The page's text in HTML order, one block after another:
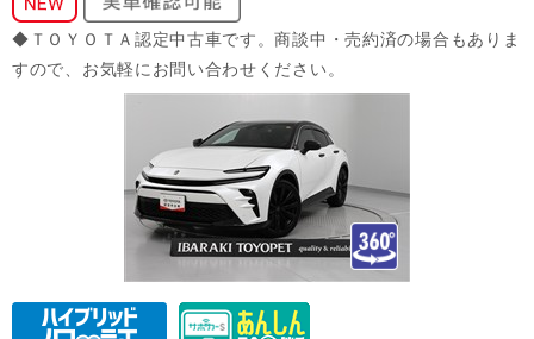
◆ＴＯＹＯＴＡ認定中古車です。商談中・売約済の場合もありま
すので、お気軽にお問い合わせください。